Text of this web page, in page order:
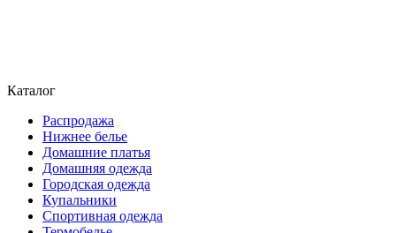
Каталог
Распродажа
Нижнее белье
Домашние платья
Домашняя одежда
Городская одежда
Купальники
Спортивная одежда